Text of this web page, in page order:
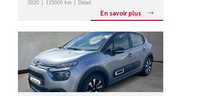
2020 115000 km Diesel
En savoir plus